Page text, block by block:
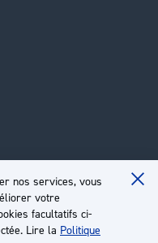
nos services, vous
votre
facultatifs ci-
Lire la Politique